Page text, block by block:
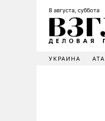
8 августа, суббота
УКРАИНА